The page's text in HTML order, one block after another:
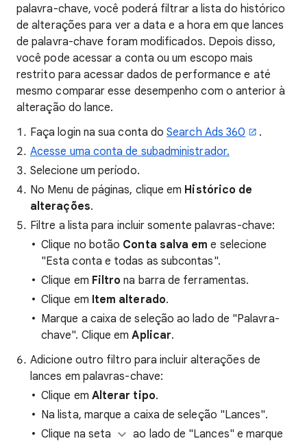
palavra-chave, você poderá filtrar a lista do histórico
de alterações para ver a data e a hora em que lances
de palavra-chave foram modificados. Depois disso,
você pode acessar a conta ou um escopo mais
restrito para acessar dados de performance e até
mesmo comparar esse desempenho com o anterior à
alteração do lance.
Faça login na sua conta doSearch Ads 360
.
Acesse uma conta de subadministrador.
Selecione um período.
No Menu de páginas, clique em Histórico de
alterações.
Filtre a lista para incluir somente palavras-chave:
Clique no botão Conta salva em e selecione
"Esta conta e todas as subcontas".
Clique em Filtro na barra de ferramentas.
Clique em Item alterado.
Marque a caixa de seleção ao lado de "Palavra-
chave". Clique emAplicar.
Adicione outro filtro para incluir alterações de
lances em palavras-chave:
Clique em Alterar tipo.
Na lista, marque a caixa de seleção "Lances".
Clique na seta
ao lado de "Lances" e marque